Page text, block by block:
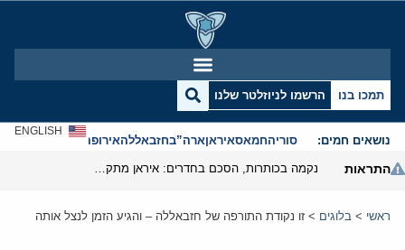
תמכו בנו הרשמו לניוזלטר שלנו
נושאים חמים: סוריהחמאסאיראןארה”בחזבאללהאירופהאנטישמיות
ENGLISH
התראות
ראשי > בלוגים > זו נקודת התורפה של חזבאללה – והגיע הזמן לנצל אותה